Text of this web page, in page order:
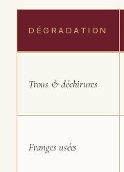
DÉGRADATION
Trous & déchirures
Franges usées